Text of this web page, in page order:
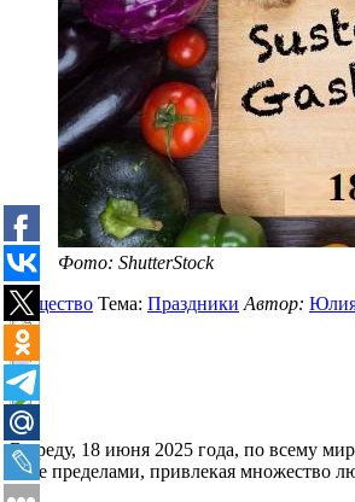
Фото: ShutterStock
Общество Тема: Праздники Автор: Юлия
В среду, 18 июня 2025 года, по всему
за ее пределами, привлекая множество